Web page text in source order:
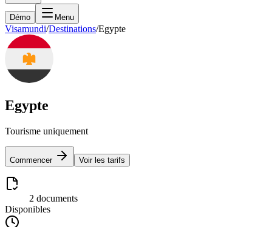
Démo Menu
Visamundi/Destinations/Egypte
Egypte
Tourisme uniquement
Commencer Voir les tarifs
2 documents
Disponibles